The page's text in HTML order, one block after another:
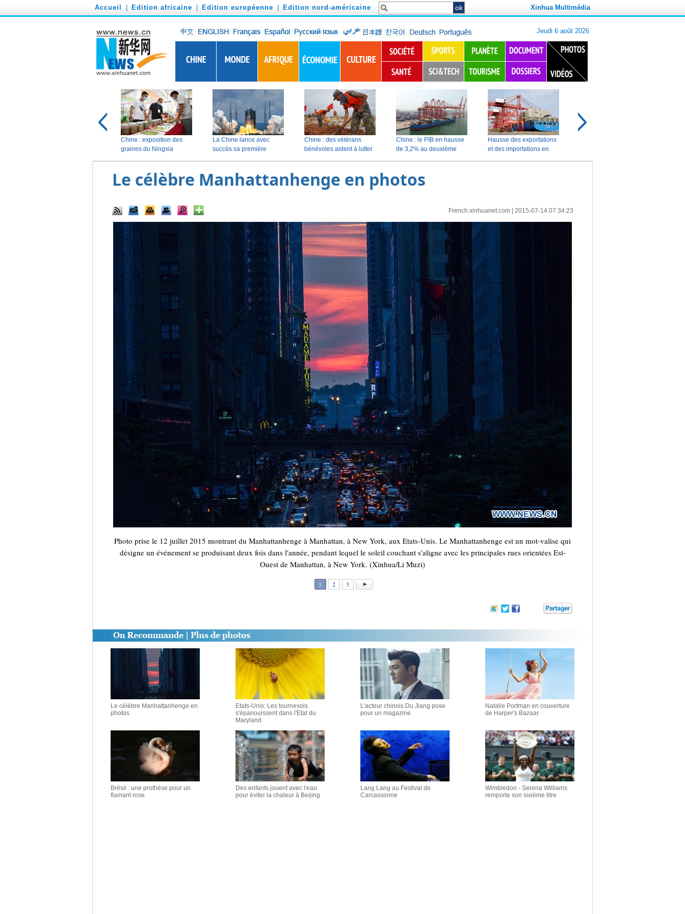
Accueil Edition africaine Edition européenne Edition nord-américaine Xinhua Multimédia
Le célèbre Manhattanhenge en photos
French.xinhuanet.com| 2015-07-14 07:34:23
Photo prise le 12 juillet 2015 montrant du Manhattanhenge à Manhattan, à New York, aux Etats-Unis. Le Manhattanhenge est un mot-valise qui
désigne un événement se produisant deux fois dans l'année, pendant lequel le soleil couchant s'aligne avec les principales rues orientées Est-
Ouest de Manhattan, à New York. (Xinhua/Li Muzi)
1 2 3
Le célèbre Manhattanhenge en
photos
Etats-Unis: Les tournesols
s'épanouissent dans l'Etat du
Maryland
L'acteur chinois Du Jiang pose
pour un magazine
Natalie Portman en couverture
de Harper's Bazaar
Brésil : une prothèse pour un
flamant rose
Des enfants jouent avec l'eau
pour éviter la chaleur à Beijing
Lang Lang au Festival de
Carcassonne
Wimbledon - Serena Williams
remporte son sixième titre